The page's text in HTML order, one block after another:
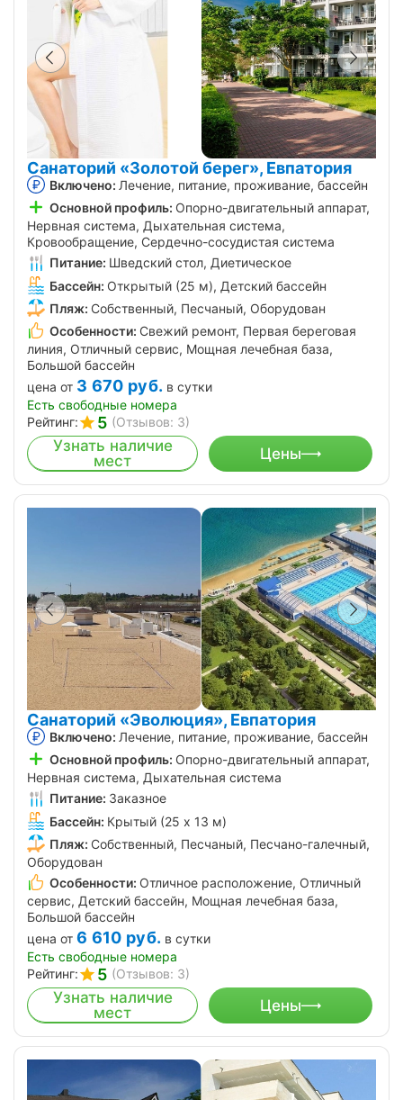
Санаторий «Золотой берег», Евпатория
Включено: Лечение, питание, проживание, бассейн
Основной профиль: Опорно-двигательный аппарат,
Нервная система, Дыхательная система,
Кровообращение, Сердечно-сосудистая система
Питание: Шведский стол, Диетическое
Бассейн: Открытый (25 м), Детский бассейн
Пляж: Собственный, Песчаный, Оборудован
Особенности: Свежий ремонт, Первая береговая
линия, Отличный сервис, Мощная лечебная база,
Большой бассейн
цена от 3 670 руб. в сутки
Есть свободные номера
Рейтинг:
5 (Отзывов: 3)
Узнать наличие
мест
Цены
Санаторий «Эволюция», Евпатория
Включено: Лечение, питание, проживание, бассейн
Основной профиль: Опорно-двигательный аппарат,
Нервная система, Дыхательная система
Питание: Заказное
Бассейн: Крытый (25 х 13 м)
Пляж: Собственный, Песчаный, Песчано-галечный,
Оборудован
Особенности: Отличное расположение, Отличный
сервис, Детский бассейн, Мощная лечебная база,
Большой бассейн
цена от 6 610 руб. в сутки
Есть свободные номера
Рейтинг:
5 (Отзывов: 3)
Узнать наличие
мест
Цены